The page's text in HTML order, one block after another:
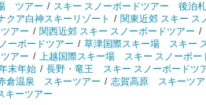
ツアー / スキー スノーボードツアー 後泊
クア白神スキーリゾート / 関東近郊 スキー ス
アー / 関西近郊 スキー スノーボードツアー /
ーボードツアー / 草津国際スキー場 スキー
アー / 上越国際スキー場 スキー スノーボー
末年始 / 長野・竜王 スキー スノーボードツ
倉温泉 スキーツアー / 志賀高原 スキーツ
キーツアー